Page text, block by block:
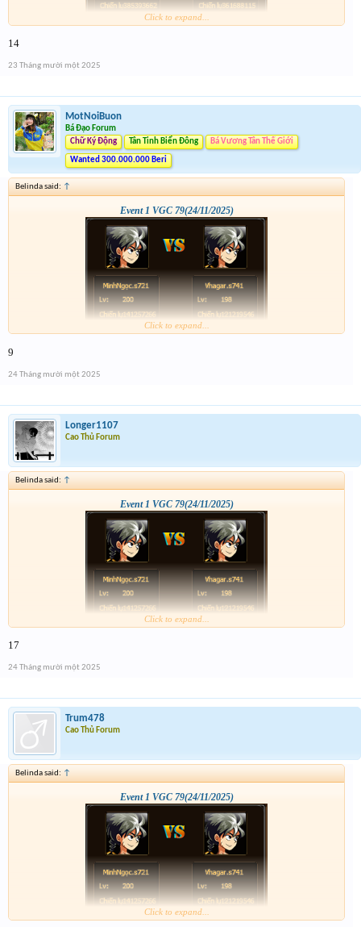
Click to expand...
14
23 Tháng mười một 2025
MotNoiBuon
Bá Đạo Forum
Chữ Ký Động
Tân Tinh Biển Đông Bá Vương Tân Thế Giới
Wanted 300.000.000 Beri
Belinda said: ↑
Event 1 VGC 79(24/11/2025)
Click to expand...
9
24 Tháng mười một 2025
Longer1107
Cao Thủ Forum
Belinda said: ↑
Event 1 VGC 79(24/11/2025)
Click to expand...
17
24 Tháng mười một 2025
Trum478
Cao Thủ Forum
Belinda said: ↑
Event 1 VGC 79(24/11/2025)
Click to expand...